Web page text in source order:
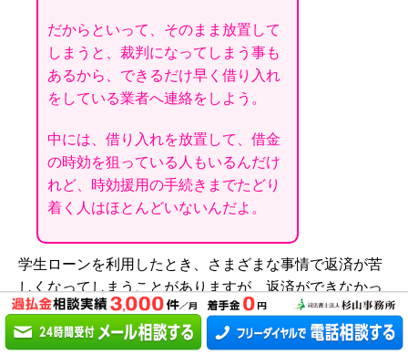
だからといって、そのまま放置して
しまうと、裁判になってしまう事も
あるから、できるだけ早く借り入れ
をしている業者へ連絡をしよう。
中には、借り入れを放置して、借金
の時効を狙っている人もいるんだけ
れど、時効援用の手続きまでたどり
着く人はほとんどいないんだよ。
学生ローンを利用したとき、さまざまな事情で返済が苦
しくなってしまうことがありますが、返済ができなかっ
たら、どのようなことが起こるのでしょうか？